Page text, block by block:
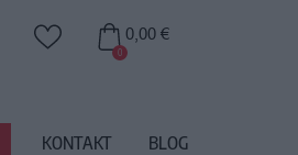
0
0,00 €
KONTAKT BLOG